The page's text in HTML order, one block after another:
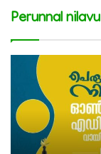
Perunnal nilavu